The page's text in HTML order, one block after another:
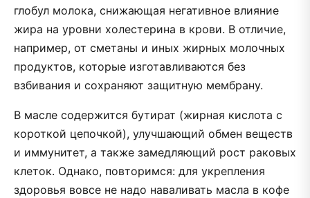
глобул молока, снижающая негативное влияние
жира на уровни холестерина в крови. В отличие,
например, от сметаны и иных жирных молочных
продуктов, которые изготавливаются без
взбивания и сохраняют защитную мембрану.
В масле содержится бутират (жирная кислота с
короткой цепочкой), улучшающий обмен веществ
и иммунитет, а также замедляющий рост раковых
клеток. Однако, повторимся: для укрепления
здоровья вовсе не надо наваливать масла в кофе